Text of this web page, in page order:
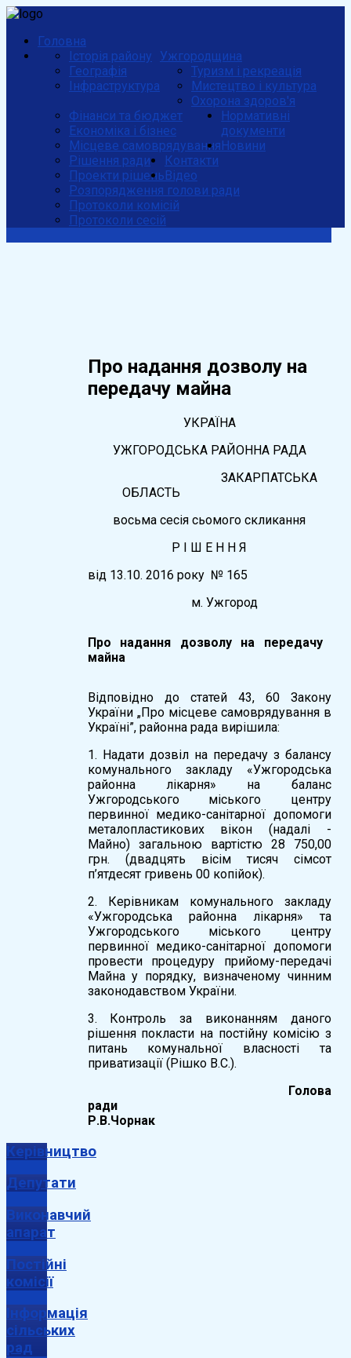
Головна
Ужгородщина
Історія району
Географія
Інфраструктура
Туризм і рекреація
Мистецтво і культура
Охорона здоров'я
Фінанси та бюджет
Економіка і бізнес
Місцеве самоврядування
Нормативні
документи
Рішення ради
Проекти рішень
Розпорядження голови ради
Протоколи комісій
Протоколи сесій
Новини
Контакти
Відео
Про надання дозволу на
передачу майна
УКРАЇНА
УЖГОРОДСЬКА РАЙОННА РАДА
ЗАКАРПАТСЬКА
ОБЛАСТЬ
восьма сесія сьомого скликання
Р І Ш Е Н Н Я
вiд 13.10. 2016 року № 165
м. Ужгород
Про надання дозволу на передачу
майна
Відповідно до статей 43, 60 Закону
України „Про місцеве самоврядування в
Україні”, районна рада вирішила:
1. Надати дозвіл на передачу з балансу
комунального закладу «Ужгородська
районна лікарня» на баланс
Ужгородського міського центру
первинної медико-санітарної допомоги
металопластикових вікон (надалі -
Майно) загальною вартістю 28 750,00
грн. (двадцять вісім тисяч сімсот
п’ятдесят гривень 00 копійок).
2. Керівникам комунального закладу
«Ужгородська районна лікарня» та
Ужгородського міського центру
первинної медико-санітарної допомоги
провести процедуру прийому-передачі
Майна у порядку, визначеному чинним
законодавством України.
3. Контроль за виконанням даного
рішення покласти на постійну комісію з
питань комунальної власності та
приватизації (Рішко В.С.).
Голова
Р.В.Чорнак
Керівництво
Депутати
Виконавчий
апарат
Постійні
комісії
Інформація
сільських
рад